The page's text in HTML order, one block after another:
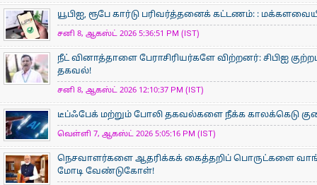
யூபிஐ, ரூபே கார்டு பரிவர்த்தனைக் கட்டணம்: :
சனி 8, ஆகஸ்ட் 2026 5:36:51 PM (IST)
நீட் வினாத்தாளை பேராசிரியர்களே விற்றனர்: சிபிஐ
தகவல்!
சனி 8, ஆகஸ்ட் 2026 12:10:37 PM (IST)
டீப்ஃபேக் மற்றும் போலி தகவல்களை நீக்க காலக்கெடு
வெள்ளி 7, ஆகஸ்ட் 2026 5:05:16 PM (IST)
நெசவாளர்களை ஆதரிக்கக் கைத்தறிப் பொருட்களை
மோடி வேண்டுகோள்!